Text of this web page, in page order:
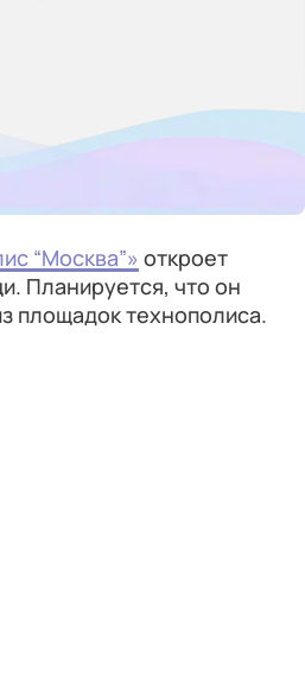
“Москва”» откроет
Планируется, что он
площадок технополиса.